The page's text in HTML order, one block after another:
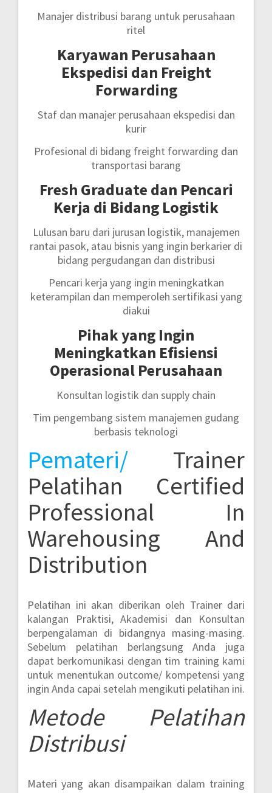
Manajer distribusi barang untuk perusahaan
ritel
Karyawan Perusahaan
Ekspedisi dan Freight
Forwarding
Staf dan manajer perusahaan ekspedisi dan
kurir
Profesional di bidang freight forwarding dan
transportasi barang
Fresh Graduate dan Pencari
Kerja di Bidang Logistik
Lulusan baru dari jurusan logistik, manajemen
rantai pasok, atau bisnis yang ingin berkarier di
bidang pergudangan dan distribusi
Pencari kerja yang ingin meningkatkan
keterampilan dan memperoleh sertifikasi yang
diakui
Pihak yang Ingin
Meningkatkan Efisiensi
Operasional Perusahaan
Konsultan logistik dan supply chain
Tim pengembang sistem manajemen gudang
berbasis teknologi
Pemateri/ Trainer
Pelatihan Certified
Professional In
Warehousing And
Distribution
Pelatihan ini akan diberikan oleh Trainer dari
kalangan Praktisi, Akademisi dan Konsultan
berpengalaman di bidangnya masing-masing.
Sebelum pelatihan berlangsung Anda juga
dapat berkomunikasi dengan tim training kami
untuk menentukan outcome/ kompetensi yang
ingin Anda capai setelah mengikuti pelatihan ini.
MetodePelatihan
Distribusi
Materi yang akan disampaikan dalam training